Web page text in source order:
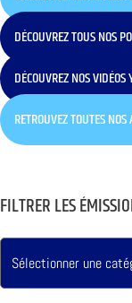
DÉCOUVREZ TOUS NOS
DÉCOUVREZ NOS
RETROUVEZ TOUTES
FILTRER LES